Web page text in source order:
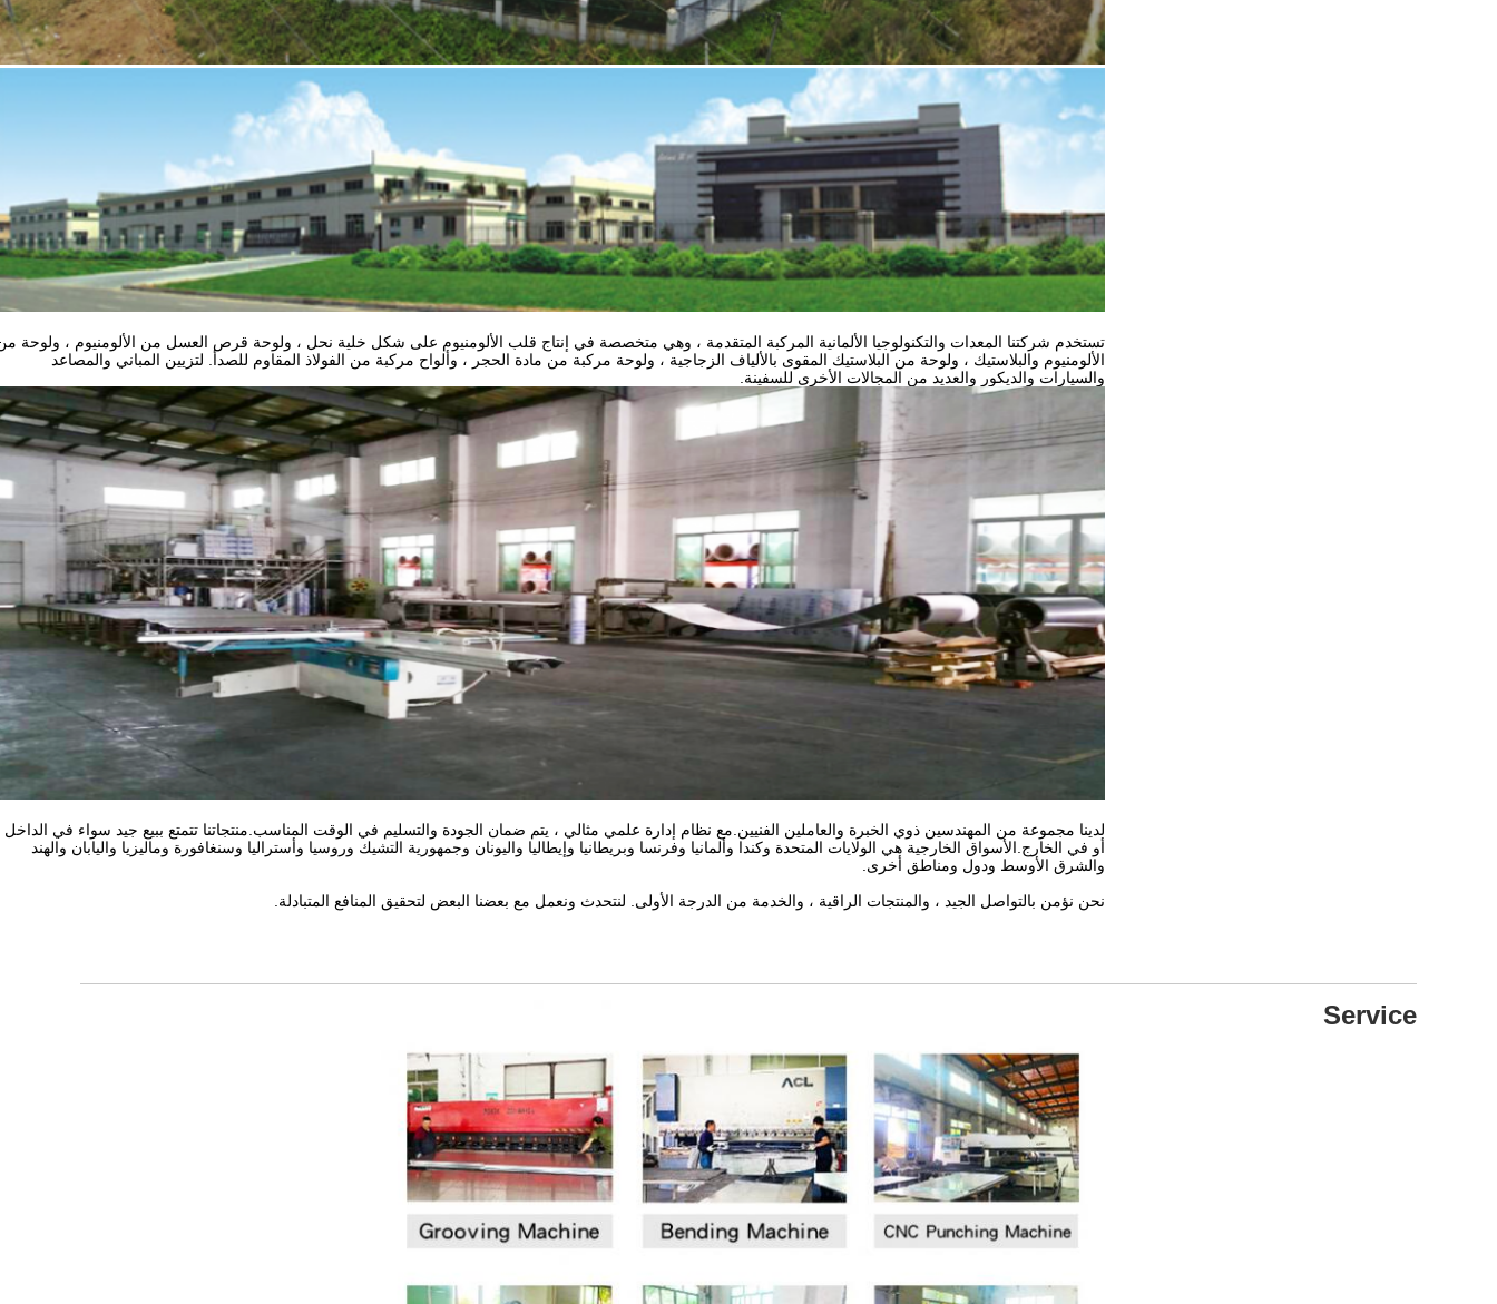
تستخدم شركتنا المعدات والتكنولوجيا الألمانية المركبة المتقدمة ، وهي متخصصة في إنتاج قلب الألومنيوم على شكل خلية نحل ، ولوحة قرص العسل من الألومنيوم ، ولوحة
الألومنيوم والبلاستيك ، ولوحة من البلاستيك المقوى بالألياف الزجاجية ، ولوحة مركبة من مادة الحجر ، وألواح مركبة من الفولاذ المقاوم للصدأ. لتزيين المباني والمصاعد
والسيارات والديكور والعديد من المجالات الأخرى للسفينة.
لدينا مجموعة من المهندسين ذوي الخبرة والعاملين الفنيين.مع نظام إدارة علمي مثالي ، يتم ضمان الجودة والتسليم في الوقت المناسب.منتجاتنا تتمتع ببيع جيد سواء في الداخل
أو في الخارج.الأسواق الخارجية هي الولايات المتحدة وكندا وألمانيا وفرنسا وبريطانيا وإيطاليا واليونان وجمهورية التشيك وروسيا وأستراليا وسنغافورة وماليزيا واليابان والهند
والشرق الأوسط ودول ومناطق أخرى.
نحن نؤمن بالتواصل الجيد ، والمنتجات الراقية ، والخدمة من الدرجة الأولى. لنتحدث ونعمل مع بعضنا البعض لتحقيق المنافع المتبادلة.
Service